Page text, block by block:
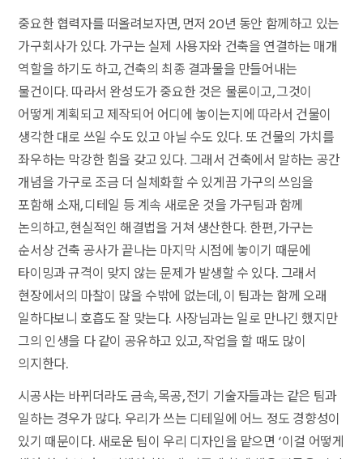
중요한 협력자를 떠올려보자면, 먼저 20년 동안 함께하고 있는
가구회사가 있다. 가구는 실제 사용자와 건축을 연결하는 매개
역할을 하기도 하고, 건축의 최종 결과물을 만들어내는
물건이다. 따라서 완성도가 중요한 것은 물론이고, 그것이
어떻게 계획되고 제작되어 어디에 놓이는지에 따라서 건물이
생각한 대로 쓰일 수도 있고 아닐 수도 있다. 또 건물의 가치를
좌우하는 막강한 힘을 갖고 있다. 그래서 건축에서 말하는 공간
개념을 가구로 조금 더 실체화할 수 있게끔 가구의 쓰임을
포함해 소재, 디테일 등 계속 새로운 것을 가구팀과 함께
논의하고, 현실적인 해결법을 거쳐 생산한다. 한편, 가구는
순서상 건축 공사가 끝나는 마지막 시점에 놓이기 때문에
타이밍과 규격이 맞지 않는 문제가 발생할 수 있다. 그래서
현장에서의 마찰이 많을 수밖에 없는데, 이 팀과는 함께 오래
일하다보니 호흡도 잘 맞는다. 사장님과는 일로 만나긴 했지만
그의 인생을 다 같이 공유하고 있고, 작업을 할 때도 많이
의지한다.
시공사는 바뀌더라도 금속, 목공, 전기 기술자들과는 같은 팀과
일하는 경우가 많다. 우리가 쓰는 디테일에 어느 정도 경향성이
있기 때문이다. 새로운 팀이 우리 디자인을 맡으면 ‘이걸 어떻게